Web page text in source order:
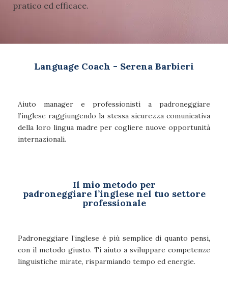
pratico ed efficace.
Language Coach - Serena Barbieri
Aiuto manager e professionisti a padroneggiare
l’inglese raggiungendo la stessa sicurezza comunicativa
della loro lingua madre per cogliere nuove opportunità
internazionali.
Il mio metodo per
padroneggiare l’inglese nel tuo settore
professionale
Padroneggiare l’inglese è più semplice di quanto pensi,
con il metodo giusto. Ti aiuto a sviluppare competenze
linguistiche mirate, risparmiando tempo ed energie.